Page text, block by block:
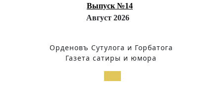
Выпуск №14
Август 2026
Орденовъ Сутулога и Горбатога
Газета сатиры и юмора